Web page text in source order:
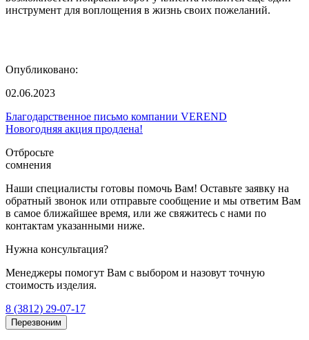
инструмент для воплощения в жизнь своих пожеланий.
Опубликовано:
02.06.2023
Благодарственное письмо компании VEREND
Новогодняя акция продлена!
Отбросьте
сомнения
Наши специалисты готовы помочь Вам! Оставьте заявку на
обратный звонок или отправьте сообщение и мы ответим Вам
в самое ближайшее время, или же свяжитесь с нами по
контактам указанными ниже.
Нужна консультация?
Менеджеры помогут Вам с выбором и назовут точную
стоимость изделия.
8 (3812) 29-07-17
Перезвоним